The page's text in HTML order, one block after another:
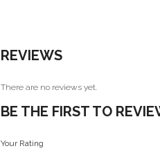
REVIEWS
There are no reviews yet.
BE THE FIRST TO
Your Rating